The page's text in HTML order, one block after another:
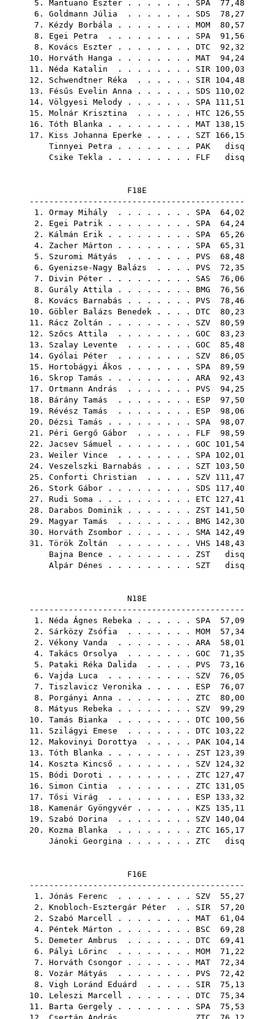
5. Mantuano Eszter . . . . . . . SPA 77,48
6. Goldmann Júlia . . . . . . . SDS 78,27
7. Kézdy Borbála . . . . . . . . MOM 80,57
8. Egei Petra . . . . . . . . . SPA 91,56
8. Kovács Eszter . . . . . . . . DTC 92,32
10. Horváth Hanga . . . . . . . . MAT 94,24
11. Néda Katalin . . . . . . . . SIR 100,03
12. Schwendtner Réka . . . . . . SIR 104,48
13. Fésűs Evelin Anna . . . . . . SDS 110,02
14. Völgyesi Melody . . . . . . . SPA 111,51
15. Molnár Krisztina . . . . . . HTC 126,55
16. Tóth Blanka . . . . . . . . . MAT 138,15
17. Kiss Johanna Eperke . . . . . SZT 166,15
Tinnyei Petra . . . . . . . . PAK disq
Csike Tekla . . . . . . . . . FLF disq
F18E
--------------------------------------------
1. Ormay Mihály . . . . . . . . SPA 64,02
2. Egei Patrik . . . . . . . . . SPA 64,24
2. Kálmán Erik . . . . . . . . . SPA 65,26
4. Zacher Márton . . . . . . . . SPA 65,31
5. Szuromi Mátyás . . . . . . . PVS 68,48
6. Gyenizse-Nagy Balázs . . . . PVS 72,35
7. Divin Péter . . . . . . . . . SAS 76,06
8. Gurály Attila . . . . . . . . BMG 76,56
8. Kovács Barnabás . . . . . . . PVS 78,46
10. Göbler Balázs Benedek . . . . DTC 80,23
11. Rácz Zoltán . . . . . . . . . SZV 80,59
12. Szőcs Attila . . . . . . . . GOC 83,23
13. Szalay Levente . . . . . . . GOC 85,48
14. Gyólai Péter . . . . . . . . SZV 86,05
15. Hortobágyi Ákos . . . . . . . SPA 89,59
16. Skrop Tamás . . . . . . . . . ARA 92,43
17. Ortmann András . . . . . . . PVS 94,25
18. Bárány Tamás . . . . . . . . ESP 97,50
19. Révész Tamás . . . . . . . . ESP 98,06
20. Dézsi Tamás . . . . . . . . . SPA 98,07
21. Péri Gergő Gábor . . . . . . FLF 98,59
22. Jacsev Sámuel . . . . . . . . GOC 101,54
23. Weiler Vince . . . . . . . . SPA 102,01
24. Veszelszki Barnabás . . . . . SZT 103,50
25. Conforti Christian . . . . . SZV 111,47
26. Stork Gábor . . . . . . . . . SDS 117,40
27. Rudi Soma . . . . . . . . . . ETC 127,41
28. Darabos Dominik . . . . . . . ZST 141,50
29. Magyar Tamás . . . . . . . . BMG 142,30
30. Horváth Zsombor . . . . . . . SMA 142,49
31. Török Zoltán . . . . . . . . VHS 148,43
Bajna Bence . . . . . . . . . ZST disq
Alpár Dénes . . . . . . . . . SZT disq
N18E
--------------------------------------------
1. Néda Ágnes Rebeka . . . . . . SPA 57,09
2. Sárközy Zsófia . . . . . . . MOM 57,34
2. Vékony Vanda . . . . . . . . ARA 58,01
4. Takács Orsolya . . . . . . . GOC 71,35
5. Pataki Réka Dalida . . . . . PVS 73,16
6. Vajda Luca . . . . . . . . . SZV 76,05
7. Tiszlavicz Veronika . . . . . ESP 76,07
8. Porgányi Anna . . . . . . . . ZTC 80,00
8. Mátyus Rebeka . . . . . . . . SZV 99,29
10. Tamás Bianka . . . . . . . . DTC 100,56
11. Szilágyi Emese . . . . . . . DTC 103,22
12. Makovinyi Dorottya . . . . . PAK 104,14
13. Tóth Blanka . . . . . . . . . ZST 123,39
14. Koszta Kincső . . . . . . . . SZV 124,32
15. Bódi Doroti . . . . . . . . . ZTC 127,47
16. Simon Cintia . . . . . . . . ZTC 131,05
17. Tősi Virág . . . . . . . . . ESP 133,32
18. Kamenár Gyöngyvér . . . . . . KZS 135,11
19. Szabó Dorina . . . . . . . . SZV 140,04
20. Kozma Blanka . . . . . . . . ZTC 165,17
Jánoki Georgina . . . . . . . ZTC disq
F16E
--------------------------------------------
1. Jónás Ferenc . . . . . . . . SZV 55,27
2. Knobloch-Esztergár Péter . . SIR 57,20
2. Szabó Marcell . . . . . . . . MAT 61,04
4. Péntek Márton . . . . . . . . BSC 69,28
5. Demeter Ambrus . . . . . . . DTC 69,41
6. Pályi Lőrinc . . . . . . . . MOM 71,22
7. Horváth Csongor . . . . . . . MAT 72,34
8. Vozár Mátyás . . . . . . . . PVS 72,42
8. Vigh Loránd Eduárd . . . . . SIR 75,13
10. Leleszi Marcell . . . . . . . DTC 75,34
11. Barta Gergely . . . . . . . . SPA 75,53